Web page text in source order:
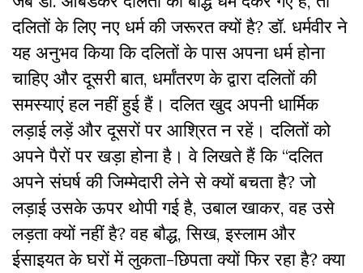
दलितों के लिए नए धर्म की जरूरत क्यों है? डॉ. धर्मवीर ने
यह अनुभव किया कि दलितों के पास अपना धर्म होना
चाहिए और दूसरी बात, धर्मांतरण के द्वारा दलितों की
समस्याएं हल नहीं हुई हैं। दलित खुद अपनी धार्मिक
लड़ाई लड़ें और दूसरों पर आश्रित न रहें। दलितों को
अपने पैरों पर खड़ा होना है। वे लिखते हैं कि “दलित
अपने संघर्ष की जिम्मेदारी लेने से क्यों बचता है? जो
लड़ाई उसके ऊपर थोपी गई है, उबाल खाकर, वह उसे
लड़ता क्यों नहीं है? वह बौद्ध, सिख, इस्लाम और
ईसाइयत के घरों में लुकता-छिपता क्यों फिर रहा है? क्या